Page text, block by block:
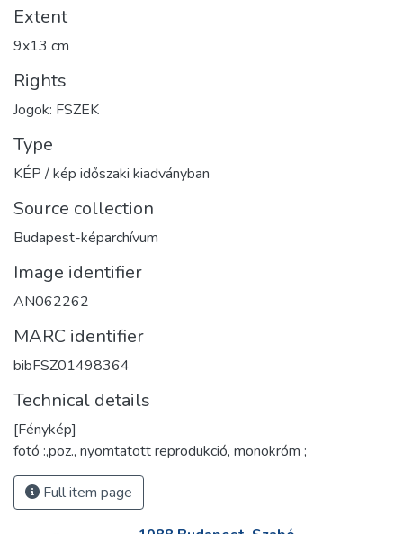
Extent
9x13 cm
Rights
Jogok: FSZEK
Type
KÉP / kép időszaki kiadványban
Source collection
Budapest-képarchívum
Image identifier
AN062262
MARC identifier
bibFSZ01498364
Technical details
[Fénykép]
fotó :,poz., nyomtatott reprodukció, monokróm ;
Full item page